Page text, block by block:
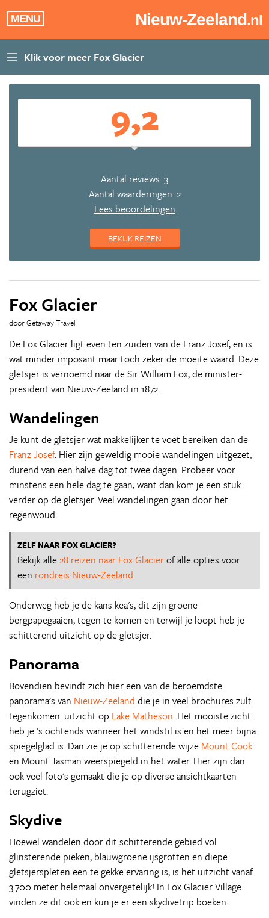
MENU Nieuw-Zeeland.nl
9,2
Aantal reviews: 3
Aantal waarderingen: 2
Lees beoordelingen
BEKIJK REIZEN
Fox Glacier
door Getaway Travel
De Fox Glacier ligt even ten zuiden van de Franz Josef, en is
wat minder imposant maar toch zeker de moeite waard. Deze
gletsjer is vernoemd naar de Sir William Fox, de minister-
president van Nieuw-Zeeland in 1872.
Wandelingen
Je kunt de gletsjer wat makkelijker te voet bereiken dan de
Franz Josef. Hier zijn geweldig mooie wandelingen uitgezet,
durend van een halve dag tot twee dagen. Probeer voor
minstens een hele dag te gaan, want dan kom je een stuk
verder op de gletsjer. Veel wandelingen gaan door het
regenwoud.
ZELF NAAR FOX GLACIER?
Bekijk alle28 reizen naar Fox Glacierof alle opties voor
een rondreis Nieuw-Zeeland
Onderweg heb je de kans kea's, dit zijn groene
bergpapegaaien, tegen te komen en terwijl je loopt heb je
schitterend uitzicht op de gletsjer.
Panorama
Bovendien bevindt zich hier een van de beroemdste
panorama's van Nieuw-Zeeland die je in veel brochures zult
tegenkomen: uitzicht op Lake Matheson. Het mooiste zicht
heb je 's ochtends wanneer het windstil is en het meer bijna
spiegelglad is. Dan zie je op schitterende wijze Mount Cook
en Mount Tasman weerspiegeld in het water. Hier zijn dan
ook veel foto's gemaakt die je op diverse ansichtkaarten
terugziet.
Skydive
Hoewel wandelen door dit schitterende gebied vol
glinsterende pieken, blauwgroene ijsgrotten en diepe
gletsjerspleten een te gekke ervaring is, is het uitzicht vanaf
3.700 meter helemaal onvergetelijk! In Fox Glacier Village
vinden ze dit ook en kun je er een skydivetrip boeken.